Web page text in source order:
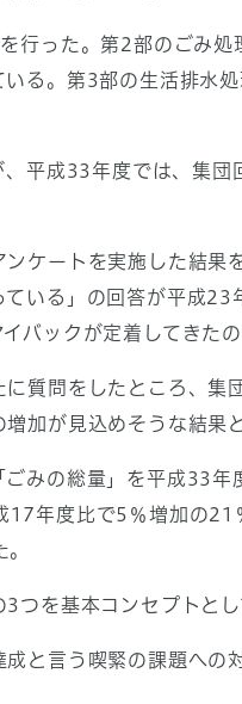
った。第2部のごみ処
る。第3部の生活排水
平成33年度では、集
ケートを実施した結果
いる」の回答が平成
バックが定着してきた
質問をしたところ、集
加が見込めそうな結果
みの総量」を平成33
年度比で5％増加の21
を基本コンセプトとし
と言う喫緊の課題への